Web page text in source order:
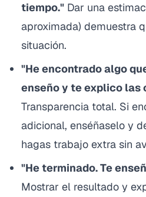
tiempo." Dar una
aproximada) demuestra
situación.
"He encontrado algo
enseño y te explico las
Transparencia total. Si
adicional, enséñaselo y
hagas trabajo extra sin
"He terminado. Te
Mostrar el resultado y